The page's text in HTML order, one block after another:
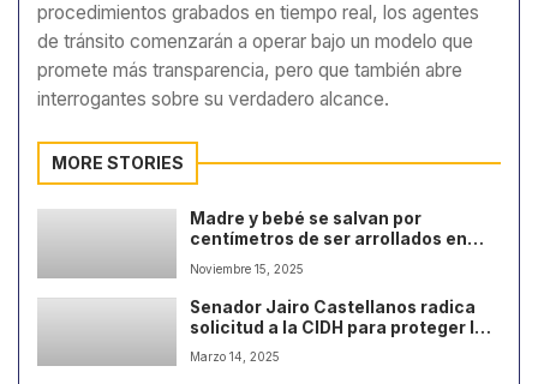
procedimientos grabados en tiempo real, los agentes
de tránsito comenzarán a operar bajo un modelo que
promete más transparencia, pero que también abre
interrogantes sobre su verdadero alcance.
MORE STORIES
Madre y bebé se salvan por
centímetros de ser arrollados en
plena obra mal señalizada
Noviembre 15, 2025
Senador Jairo Castellanos radica
solicitud a la CIDH para proteger los
Derechos Humanos en el Catatumbo
Marzo 14, 2025